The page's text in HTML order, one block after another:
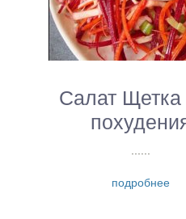
Салат Щетка
подробнее